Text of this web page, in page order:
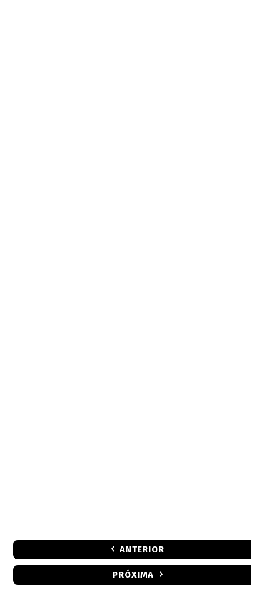
ANTERIOR
PRÓXIMA